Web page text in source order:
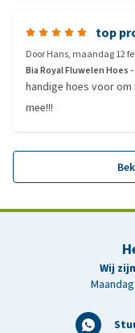
top
DoorHans, maandag 12
Bia Royal Fluwelen Hoes
handige hoes voor om
mee!!!
Wij